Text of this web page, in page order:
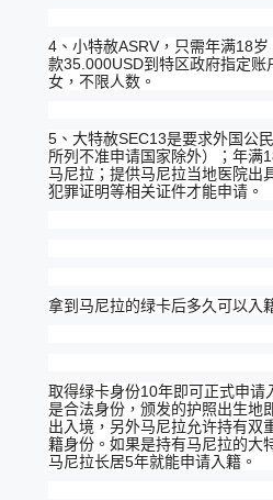
4、小特赦ASRV，只需年满18
款35.000USD到特区政府指定账
女，不限人数。
5、大特赦SEC13是要求外国公
所列不准申请国家除外）；年满
马尼拉；提供马尼拉当地医院出
犯罪证明等相关证件才能申请。
拿到马尼拉的绿卡后多久可以入
取得绿卡身份10年即可正式申请
是合法身份，颁发的护照出生地
出入境，另外马尼拉允许持有双
籍身份。如果是持有马尼拉的大
马尼拉长居5年就能申请入籍。